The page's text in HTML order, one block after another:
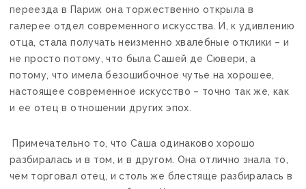
переезда в Париж она торжественно открыла в
галерее отдел современного искусства. И, к удивлению
отца, стала получать неизменно хвалебные отклики – и
не просто потому, что была Сашей де Сювери, а
потому, что имела безошибочное чутье на хорошее,
настоящее современное искусство – точно так же, как
и ее отец в отношении других эпох.
Примечательно то, что Саша одинаково хорошо
разбиралась и в том, и в другом. Она отлично знала то,
чем торговал отец, и столь же блестяще разбиралась в